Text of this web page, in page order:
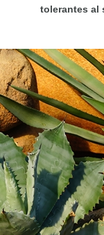
tolerantes al